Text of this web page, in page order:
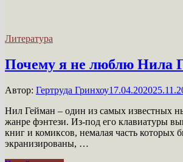
Литература
Почему я не люблю Нила
Автор: Гертруда Гринхоу17.04.2020
Нил Гейман – один из самых известных
жанре фэнтези. Из-под его клавиатуры
книг и комиксов, немалая часть которых
экранизированы, …